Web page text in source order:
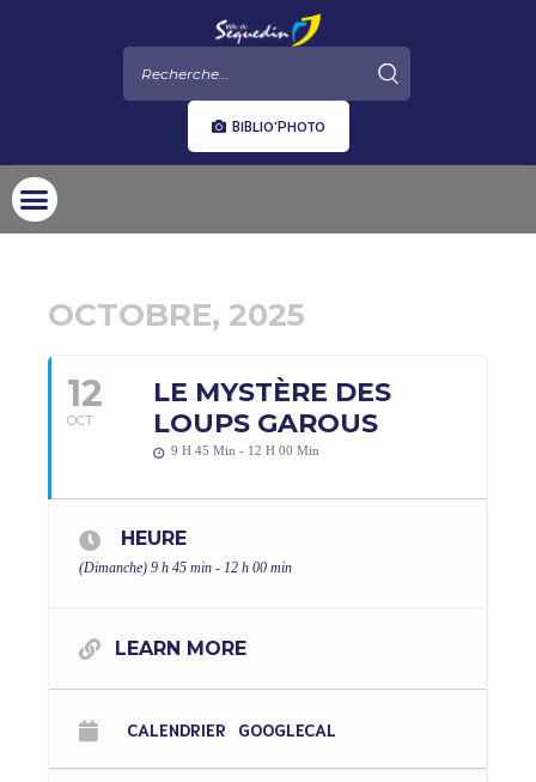
BIBLIO'PHOTO
OCTOBRE, 2025
12
OCT
LE MYSTÈRE DES
LOUPS GAROUS
9 H 45 Min - 12 H 00 Min
HEURE
(Dimanche) 9 h 45 min - 12 h 00 min
LEARN MORE
CALENDRIER GOOGLECAL